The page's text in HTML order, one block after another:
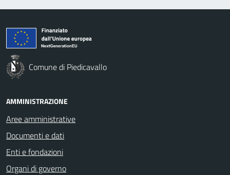
Comune di Piedicavallo
AMMINISTRAZIONE
Aree amministrative
Documenti e dati
Enti e fondazioni
Organi di governo